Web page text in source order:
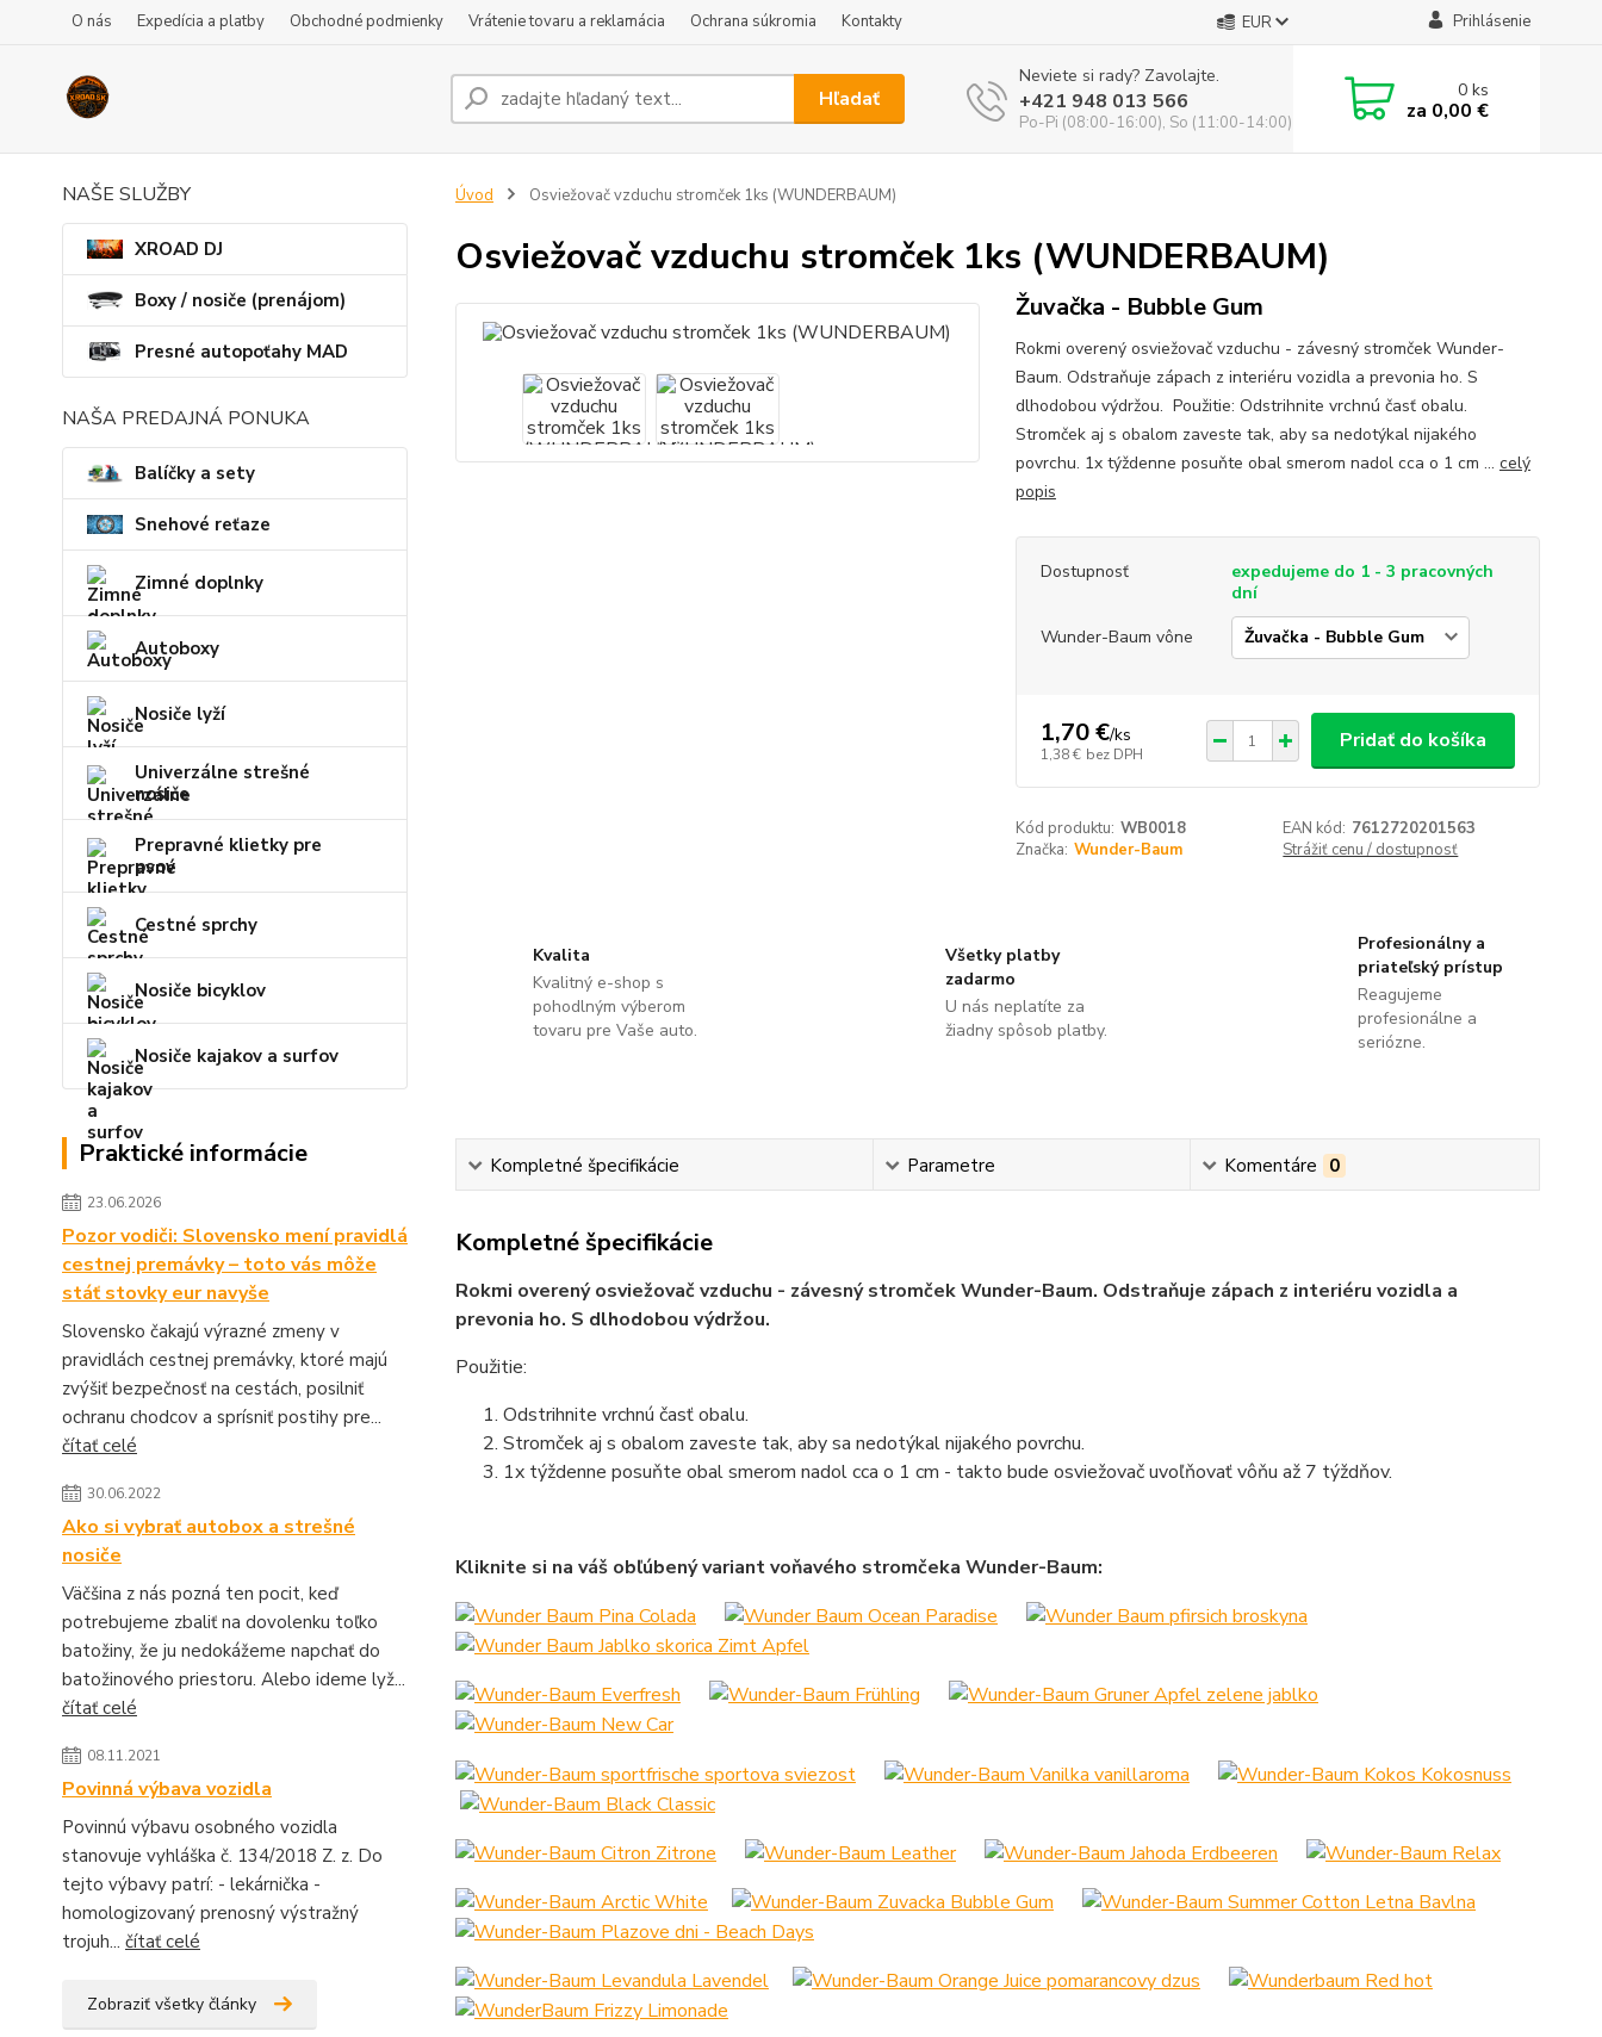
O nás Expedícia a platby Obchodné podmienky Vrátenie tovaru a reklamácia Ochrana súkromia Kontakty EUR Prihlásenie
Hľadať
Neviete si rady? Zavolajte.
+421 948 013 566
Po-Pi (08:00-16:00), So (11:00-14:00)
0ks
za 0,00 €
NAŠE SLUŽBY
XROAD DJ
Boxy / nosiče (prenájom)
Presné autopoťahy MAD
NAŠA PREDAJNÁ PONUKA
Balíčky a sety
Snehové reťaze
Zimné doplnky
Autoboxy
Nosiče lyží
Univerzálne strešné
nosiče
Prepravné klietky pre
psov
Cestné sprchy
Nosiče bicyklov
Nosiče kajakov a surfov
Praktické informácie
23.06.2026
Pozor vodiči: Slovensko mení pravidlá
cestnej premávky – toto vás môže
stáť stovky eur navyše
Slovensko čakajú výrazné zmeny v
pravidlách cestnej premávky, ktoré majú
zvýšiť bezpečnosť na cestách, posilniť
ochranu chodcov a sprísniť postihy pre...
čítať celé
30.06.2022
Ako si vybrať autobox a strešné
nosiče
Väčšina z nás pozná ten pocit, keď
potrebujeme zbaliť na dovolenku toľko
batožiny, že ju nedokážeme napchať do
batožinového priestoru. Alebo ideme lyž...
čítať celé
08.11.2021
Povinná výbava vozidla
Povinnú výbavu osobného vozidla
stanovuje vyhláška č. 134/2018 Z. z. Do
tejto výbavy patrí: - lekárnička -
homologizovaný prenosný výstražný
trojuh... čítať celé
Zobraziť všetky články
Úvod Osviežovač vzduchu stromček 1ks (WUNDERBAUM)
Osviežovač vzduchu stromček 1ks (WUNDERBAUM)
Žuvačka - Bubble Gum
Rokmi overený osviežovač vzduchu - závesný stromček Wunder-
Baum. Odstraňuje zápach z interiéru vozidla a prevonia ho. S
dlhodobou výdržou. Použitie: Odstrihnite vrchnú časť obalu.
Stromček aj s obalom zaveste tak, aby sa nedotýkal nijakého
povrchu. 1x týždenne posuňte obal smerom nadol cca o 1 cm ... celý
popis
Dostupnosť
expedujeme do 1 - 3 pracovných
dní
Wunder-Baum vône
1,70 €/ks
1,38 € bez DPH
Pridať do košíka
Kód produktu: WB0018 EAN kód: 7612720201563
Značka: Wunder-Baum Strážiť cenu / dostupnosť
Kvalita
Kvalitný e-shop s
pohodlným výberom
tovaru pre Vaše auto.
Všetky platby
zadarmo
U nás neplatíte za
žiadny spôsob platby.
Profesionálny a
priateľský prístup
Reagujeme
profesionálne a
seriózne.
Kompletné špecifikácie Parametre Komentáre 0
Kompletné špecifikácie
Rokmi overený osviežovač vzduchu - závesný stromček Wunder-Baum. Odstraňuje zápach z interiéru vozidla a
prevonia ho. S dlhodobou výdržou.
Použitie:
Odstrihnite vrchnú časť obalu.
Stromček aj s obalom zaveste tak, aby sa nedotýkal nijakého povrchu.
1x týždenne posuňte obal smerom nadol cca o 1 cm - takto bude osviežovač uvoľňovať vôňu až 7 týždňov.
Kliknite si na váš obľúbený variant voňavého stromčeka Wunder-Baum: